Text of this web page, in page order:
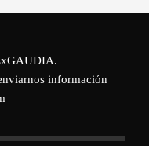
.
información